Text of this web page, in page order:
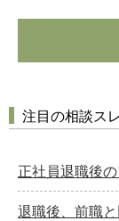
注目の相談ス
正社員退職後
退職後、前職